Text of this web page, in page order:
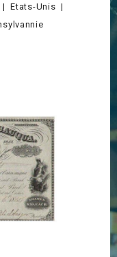
Etats-Unis